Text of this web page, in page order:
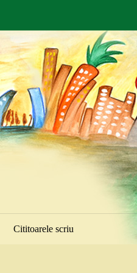
Cititoarele scriu